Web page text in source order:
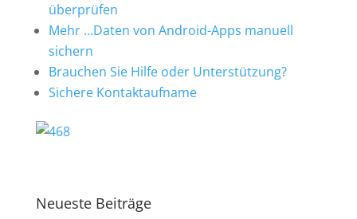
überprüfen
Mehr …Daten von Android-Apps manuell
sichern
Brauchen Sie Hilfe oder Unterstützung?
Sichere Kontaktaufname
Neueste Beiträge